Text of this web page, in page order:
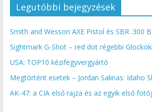
Legutóbbi bejegyzések
Smith and Wesson AXE Pistol és SBR .300
Sightmark G-Shot – red dot régebbi
USA: TOP10 kézifegyvergyártó
Megtörtént esetek – Jordan Salinas: Idaho
AK-47: a CIA első rajza és az egyik első